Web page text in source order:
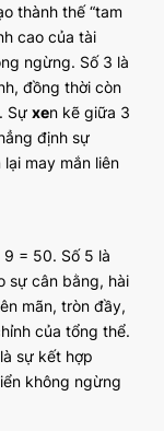
thành thế “tam
cao của tài
ngừng. Số 3 là
đồng thời còn
Sự xen kẽ giữa 3
định sự
may mắn liên
= 50. Số 5 là
sự cân bằng, hài
mãn, tròn đầy,
của tổng thể.
sự kết hợp
không ngừng